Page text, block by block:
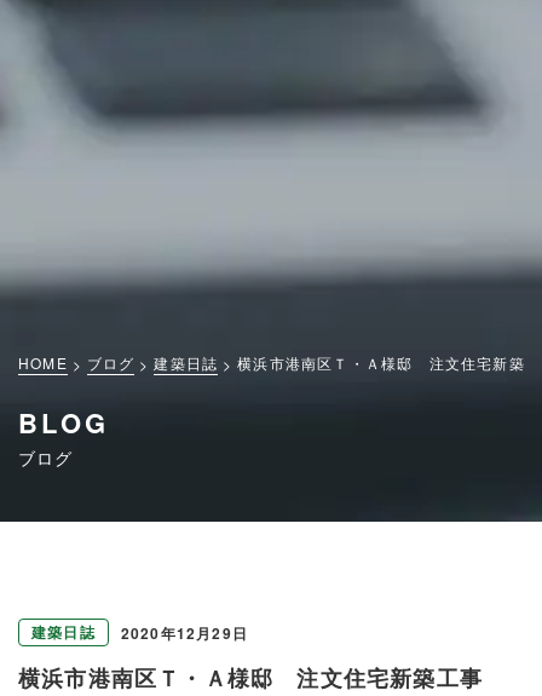
HOME ブログ 建築日誌 横浜市港南区Ｔ・Ａ様邸 注文住宅新築
BLOG
ブログ
建築日誌 2020年12月29日
横浜市港南区Ｔ・Ａ様邸 注文住宅新築工事